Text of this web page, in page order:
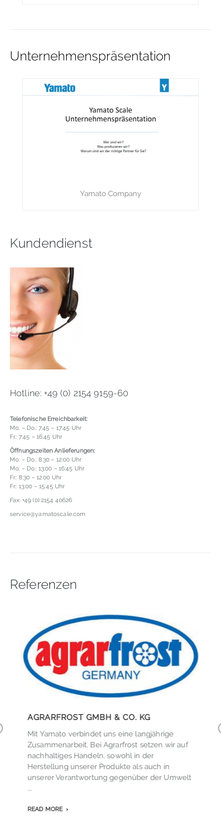
Unternehmenspräsentation
Yamato Company
Kundendienst
Hotline: +49 (0) 2154 9159-60
Telefonische Erreichbarkeit:
Mo. – Do.: 7:45 – 17:45 Uhr
Fr.: 7:45 – 16:45 Uhr
Öffnungszeiten Anlieferungen:
Mo. – Do.: 8:30 – 12:00 Uhr
Mo. – Do.: 13:00 – 16:45 Uhr
Fr.: 8:30 – 12:00 Uhr
Fr.: 13:00 – 15:45 Uhr
Fax: +49 (0) 2154 40626
service@yamatoscale.com
Referenzen
AGRARFROST GMBH & CO. KG
Mit Yamato verbindet uns eine langjährige
Zusammenarbeit. Bei Agrarfrost setzen wir auf
nachhaltiges Handeln, sowohl in der
Herstellung unserer Produkte als auch in
unserer Verantwortung gegenüber der Umwelt
...
READ MORE